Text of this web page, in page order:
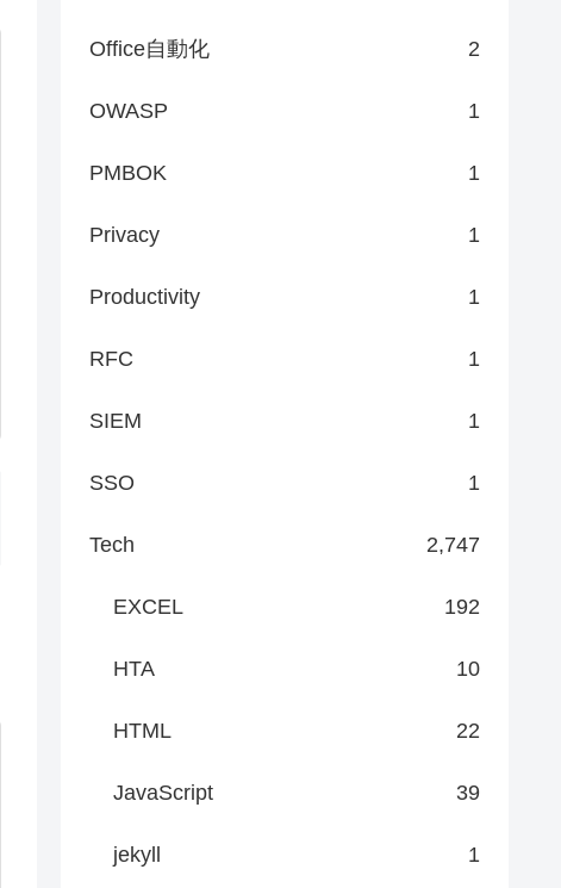
Office自動化 2
OWASP 1
PMBOK 1
Privacy 1
Productivity 1
RFC 1
SIEM 1
SSO 1
Tech 2,747
EXCEL 192
HTA 10
HTML 22
JavaScript 39
jekyll 1